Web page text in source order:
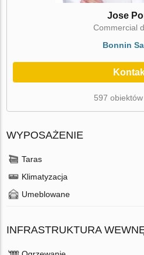
Jose
Commercial
Bonnin
597
WYPOSAŻENIE
Taras
Klimatyzacja
Umeblowane
INFRASTRUKTURA